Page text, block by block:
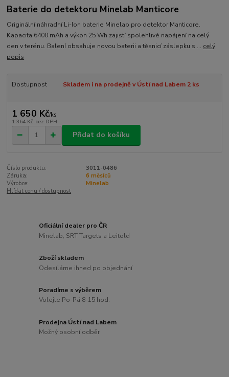
Baterie do detektoru Minelab Manticore
Originální náhradní Li-Ion baterie Minelab pro detektor Manticore.
Kapacita 6400 mAh a výkon 25 Wh zajistí spolehlivé napájení na celý
den v terénu. Balení obsahuje novou baterii a těsnicí záslepku s ... celý
popis
Dostupnost Skladem i na prodejně v Ústí nad Labem 2 ks
1 650 Kč/ks
1 364 Kč bez DPH
Přidat do košíku
Číslo produktu:
3011-0486
Záruka:
6 měsíců
Výrobce:
Minelab
Hlídat cenu / dostupnost
Oficiální dealer pro ČR
Minelab, SRT Targets a Leitold
Zboží skladem
Odesíláme ihned po objednání
Poradíme s výběrem
Volejte Po-Pá 8-15 hod.
Prodejna Ústí nad Labem
Možný osobní odběr